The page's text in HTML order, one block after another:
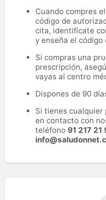
Cuando compres
código de
cita, identifícate
y enseña el código
Si compras una
prescripción,
vayas al centro
Dispones de 90
Si tienes
en contacto con
teléfono 91 217 21